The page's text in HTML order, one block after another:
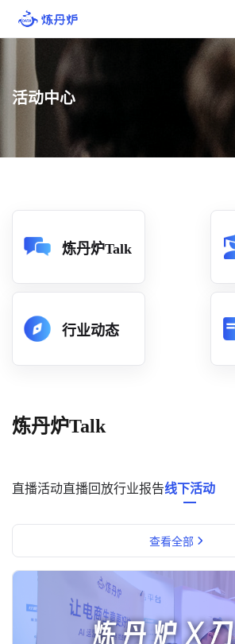
产品介绍
品牌数据
店铺数据
分析
数据中心
消费者说
解决方案
金融市场解决方案
电商解决方案
资源中心
活动中心
炼丹炉Talk
行业动态
炼丹炉Talk
直播活动直播回放行业报告线下活动
查看全部